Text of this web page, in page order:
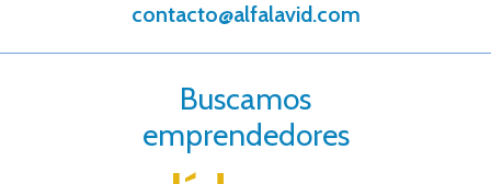
contacto@alfalavid.com
Buscamos
emprendedores